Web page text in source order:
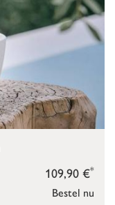
Bestel nu
109,90 €*